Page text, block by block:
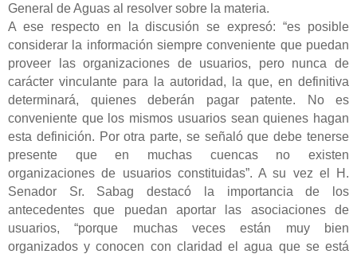
General de Aguas al resolver sobre la materia.
A ese respecto en la discusión se expresó: “es posible
considerar la información siempre conveniente que puedan
proveer las organizaciones de usuarios, pero nunca de
carácter vinculante para la autoridad, la que, en definitiva
determinará, quienes deberán pagar patente. No es
conveniente que los mismos usuarios sean quienes hagan
esta definición. Por otra parte, se señaló que debe tenerse
presente que en muchas cuencas no existen
organizaciones de usuarios constituidas”. A su vez el H.
Senador Sr. Sabag destacó la importancia de los
antecedentes que puedan aportar las asociaciones de
usuarios, “porque muchas veces están muy bien
organizados y conocen con claridad el agua que se está